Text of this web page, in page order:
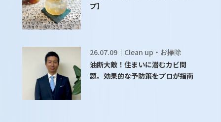
プ】
26.07.09｜Clean up・お掃除
油断大敵！住まいに潜むカビ問
題。効果的な予防策をプロが指南